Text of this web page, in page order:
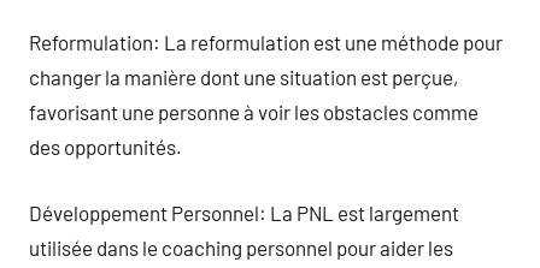
Reformulation: La reformulation est une méthode pour
changer la manière dont une situation est perçue,
favorisant une personne à voir les obstacles comme
des opportunités.
Développement Personnel: La PNL est largement
utilisée dans le coaching personnel pour aider les